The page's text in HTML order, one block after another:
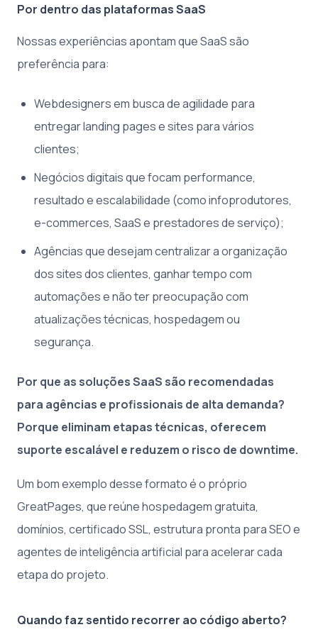
Por dentro das plataformas SaaS
Nossas experiências apontam que SaaS são
preferência para:
Webdesigners em busca de agilidade para
entregar landing pages e sites para vários
clientes;
Negócios digitais que focam performance,
resultado e escalabilidade (como infoprodutores,
e-commerces, SaaS e prestadores de serviço);
Agências que desejam centralizar a organização
dos sites dos clientes, ganhar tempo com
automações e não ter preocupação com
atualizações técnicas, hospedagem ou
segurança.
Por que as soluções SaaS são recomendadas
para agências e profissionais de alta demanda?
Porque eliminam etapas técnicas, oferecem
suporte escalável e reduzem o risco de downtime.
Um bom exemplo desse formato é o próprio
GreatPages, que reúne hospedagem gratuita,
domínios, certificado SSL, estrutura pronta para SEO e
agentes de inteligência artificial para acelerar cada
etapa do projeto.
Quando faz sentido recorrer ao código aberto?